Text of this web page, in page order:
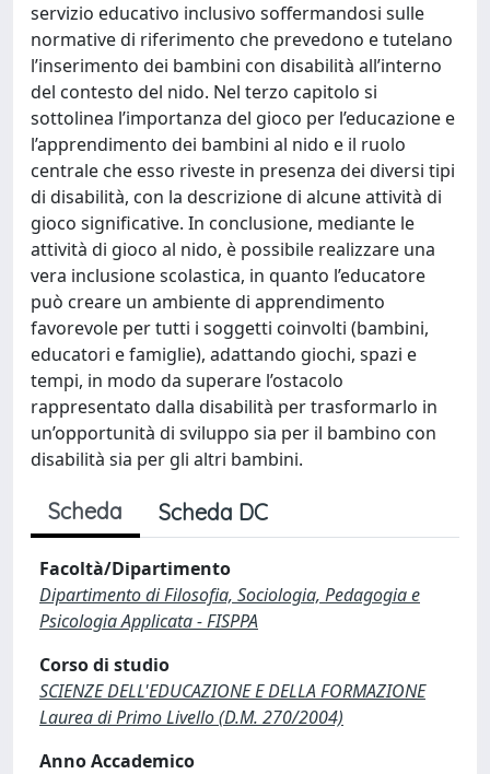
servizio educativo inclusivo soffermandosi sulle
normative di riferimento che prevedono e tutelano
l’inserimento dei bambini con disabilità all’interno
del contesto del nido. Nel terzo capitolo si
sottolinea l’importanza del gioco per l’educazione e
l’apprendimento dei bambini al nido e il ruolo
centrale che esso riveste in presenza dei diversi tipi
di disabilità, con la descrizione di alcune attività di
gioco significative. In conclusione, mediante le
attività di gioco al nido, è possibile realizzare una
vera inclusione scolastica, in quanto l’educatore
può creare un ambiente di apprendimento
favorevole per tutti i soggetti coinvolti (bambini,
educatori e famiglie), adattando giochi, spazi e
tempi, in modo da superare l’ostacolo
rappresentato dalla disabilità per trasformarlo in
un’opportunità di sviluppo sia per il bambino con
disabilità sia per gli altri bambini.
Scheda Scheda DC
Facoltà/Dipartimento
Dipartimento di Filosofia, Sociologia, Pedagogia e
Psicologia Applicata - FISPPA
Corso di studio
SCIENZE DELL'EDUCAZIONE E DELLA FORMAZIONE
Laurea di Primo Livello (D.M. 270/2004)
Anno Accademico